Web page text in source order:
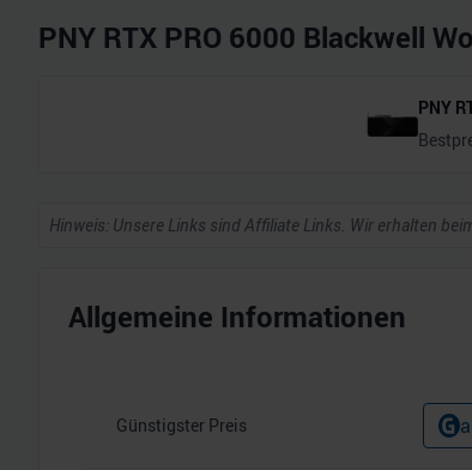
PNY RTX PRO 6000 Blackwell
PNY
Hinweis: Unsere Links sind Affiliate Links. Wir erhalten
Allgemeine Informationen
Günstigster Preis